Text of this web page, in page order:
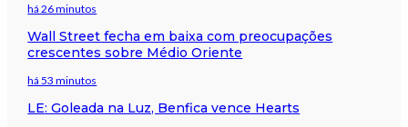
há 26 minutos
Wall Street fecha em baixa com preocupações
crescentes sobre Médio Oriente
há 53 minutos
LE: Goleada na Luz, Benfica vence Hearts